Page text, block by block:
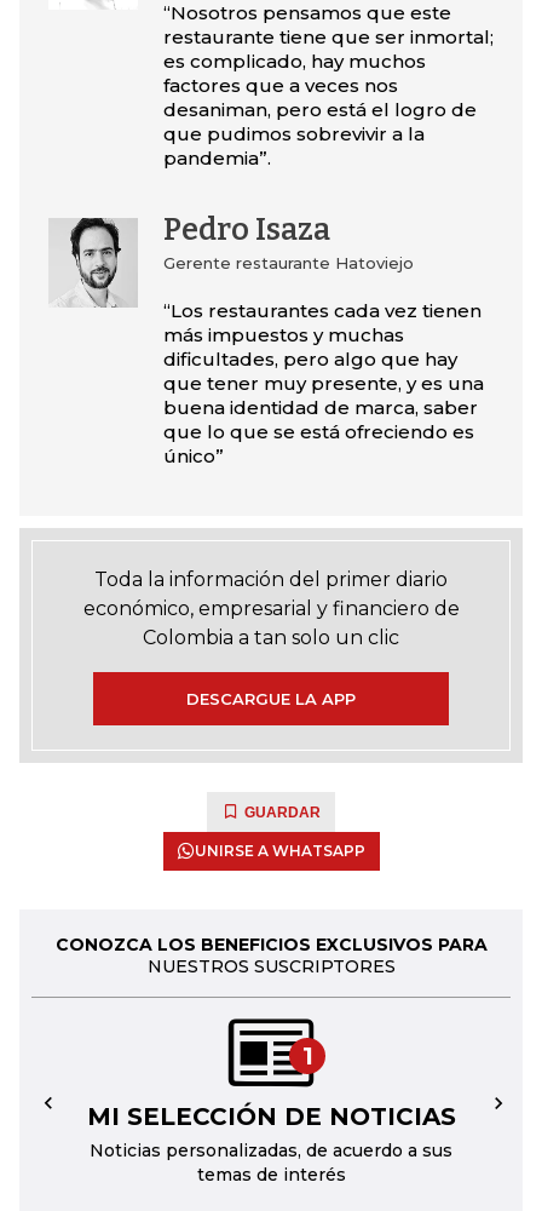
“Nosotros pensamos que este
restaurante tiene que ser inmortal;
es complicado, hay muchos
factores que a veces nos
desaniman, pero está el logro de
que pudimos sobrevivir a la
pandemia”.
Pedro Isaza
Gerente restaurante Hatoviejo
“Los restaurantes cada vez tienen
más impuestos y muchas
dificultades, pero algo que hay
que tener muy presente, y es una
buena identidad de marca, saber
que lo que se está ofreciendo es
único”
Toda la información del primer diario
económico, empresarial y financiero de
Colombia a tan solo un clic
DESCARGUE LA APP
GUARDAR
UNIRSE A WHATSAPP
CONOZCA LOS BENEFICIOS EXCLUSIVOS PARA
NUESTROS SUSCRIPTORES
1
MI SELECCIÓN DE NOTICIAS
Noticias personalizadas, de acuerdo a sus
temas de interés
← →